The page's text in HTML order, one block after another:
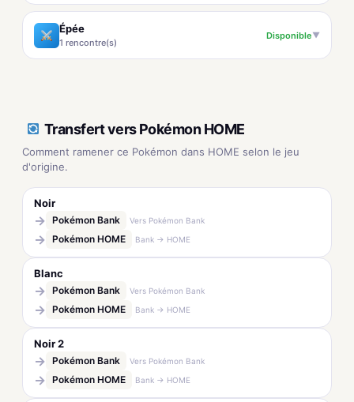
Épée
1 rencontre(s)
Disponible▼
Transfert vers Pokémon HOME
Comment ramener ce Pokémon dans HOME selon le jeu
d'origine.
Noir
→ Pokémon Bank Vers Pokémon Bank
→ Pokémon HOME Bank → HOME
Blanc
→ Pokémon Bank Vers Pokémon Bank
→ Pokémon HOME Bank → HOME
Noir 2
→ Pokémon Bank Vers Pokémon Bank
→ Pokémon HOME Bank → HOME